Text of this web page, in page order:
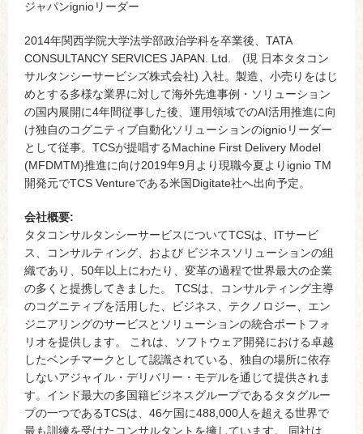
ジャパンignioリーダー
2014年関西学院大学法学部政治学科を卒業後、TATA
CONSULTANCY SERVICES JAPAN. Ltd. (現 日本タタコン
サルタンシーサービシズ株式会社) 入社。製造、小売りをはじ
めとする多様な業界に対して海外先進事例・ソリューション
の国内展開に4年間従事した後、運用領域でのAI活用推進に向
け独自のコグニティブ自動化ソリューションのignioリーダー
として従事。TCSが提唱するMachine First Delivery Model
(MFDMTM)推進に向け2019年9月より現職今夏よりignio TM
開発元でTCS Ventureである米国Digitate社へ出向予定。
会社概要:
タタコンサルタンシーサービスについてTCSは、ITサービ
ス、コンサルティング、および ビジネスソリューションの組
織であり、50年以上にわたり、変革の過程で世界最大の企業
の多くと提携してきました。 TCSは、コンサルティング主導
のコグニティブを活用した、ビジネス、テクノロジー、エン
ジニアリングのサービスとソリューションの統合ポートフォ
リオを提供します。 これは、ソフトウェア開発における卓越
したベンチマークとして認識されている、独自の場所に依存
しないアジャイル・デリバリー・モデルを通じて提供されま
す。インド最大の多国籍ビジネスグループであるタタグルー
プの一つであるTCSは、46ケ国に488,000人を超える世界で
最も訓練を受けたコンサルタントを擁しています。 同社は